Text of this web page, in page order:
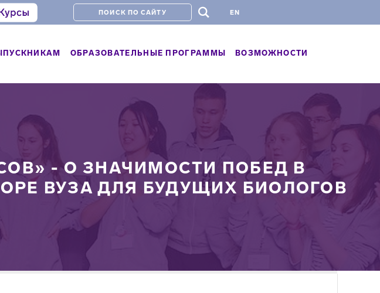
# EN
ОБРАЗОВАТЕЛЬНЫЕ ПРОГРАММЫ ВОЗМОЖНОСТИ
- О ЗНАЧИМОСТИ ПОБЕД В
ВУЗА ДЛЯ БУДУЩИХ БИОЛОГОВ